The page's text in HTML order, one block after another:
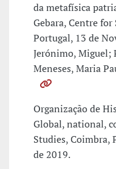
da metafísica
Gebara, Centre
Portugal, 13 de
Jerónimo, Miguel;
Meneses, Maria
Organização de
Global, national,
Studies, Coimbra,
de 2019.